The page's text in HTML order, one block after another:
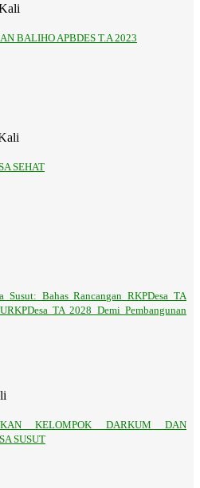
BALIHO APBDES T.A 2023
SEHAT
Susut: Bahas Rancangan RKPDesa TA
TA 2028 Demi Pembangunan
KELOMPOK DARKUM DAN
SUSUT